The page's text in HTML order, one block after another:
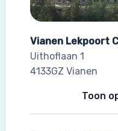
Vianen Lekpoort
Uithoflaan 1
4133GZ Vianen
Toon